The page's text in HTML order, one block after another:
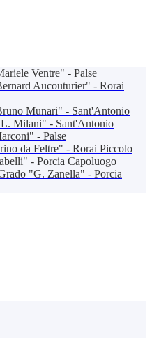
Ventre" - Palse
Aucouturier" - Rorai
Munari" - Sant'Antonio
Milani" - Sant'Antonio
- Palse
da Feltre" - Rorai Piccolo
- Porcia Capoluogo
"G. Zanella" - Porcia